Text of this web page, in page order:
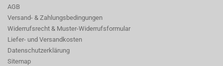
AGB
Versand- & Zahlungsbedingungen
Widerrufsrecht & Muster-Widerrufsformular
Liefer- und Versandkosten
Datenschutzerklärung
Sitemap